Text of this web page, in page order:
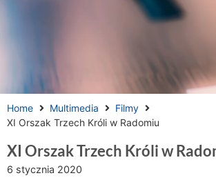
Home Multimedia
Filmy
XI Orszak Trzech Króli w Radomiu
XI Orszak Trzech Króli w
6 stycznia 2020